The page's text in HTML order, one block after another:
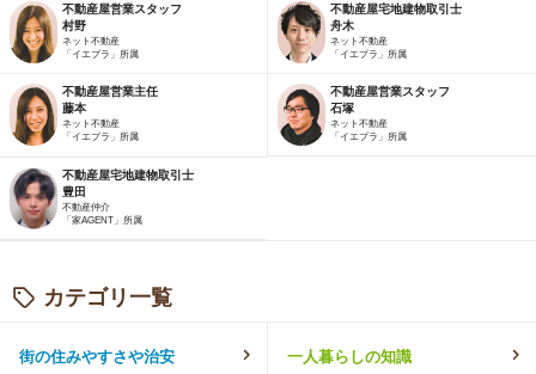
不動産屋営業スタッフ
村野
ネット不動産
「イエプラ」所属
不動産屋宅地建物取引士
舟木
ネット不動産
「イエプラ」所属
不動産屋営業主任
藤本
ネット不動産
「イエプラ」所属
不動産屋営業スタッフ
石塚
ネット不動産
「イエプラ」所属
不動産屋宅地建物取引士
豊田
不動産仲介
「家AGENT」所属
カテゴリ一覧
街の住みやすさや治安 一人暮らしの知識